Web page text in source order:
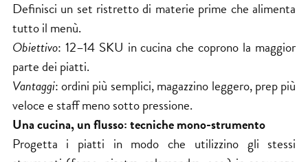
Definisci un set ristretto di materie prime che alimenta
tutto il menù.
Obiettivo: 12–14 SKU in cucina che coprono la maggior
parte dei piatti.
Vantaggi: ordini più semplici, magazzino leggero, prep più
veloce e staff meno sotto pressione.
Una cucina, un flusso: tecniche mono-strumento
Progetta i piatti in modo che utilizzino gli stessi